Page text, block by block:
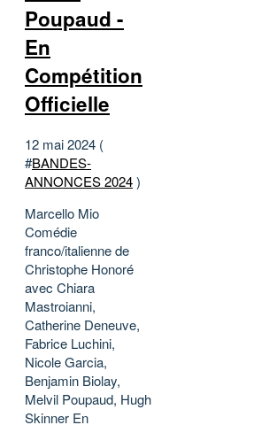
Poupaud -
En
Compétition
Officielle
12 mai 2024 (
#BANDES-
ANNONCES 2024)
Marcello Mio
Comédie
franco/italienne de
Christophe Honoré
avec Chiara
Mastroianni,
Catherine Deneuve,
Fabrice Luchini,
Nicole Garcia,
Benjamin Biolay,
Melvil Poupaud, Hugh
Skinner En